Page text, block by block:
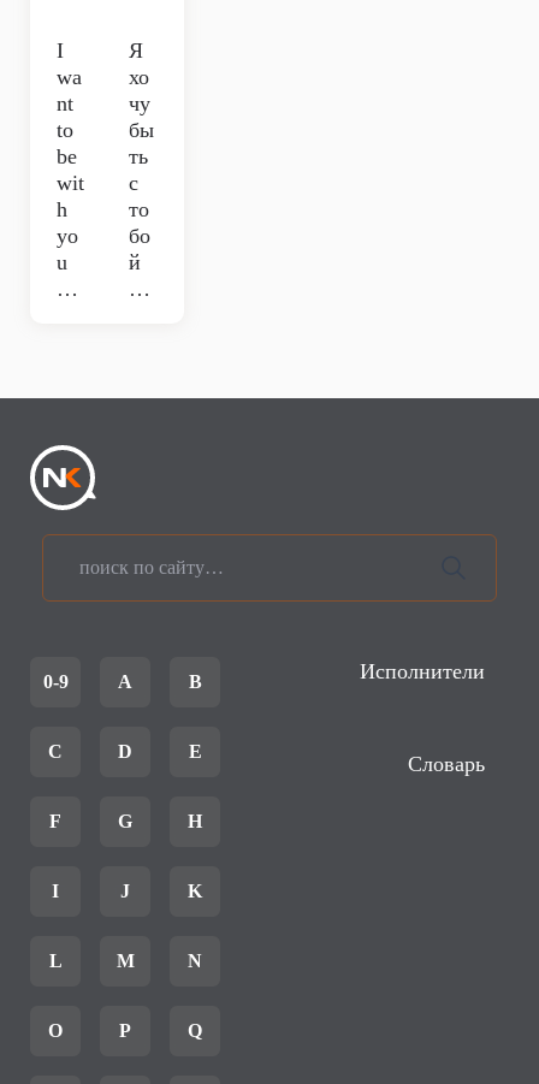
I
wa
nt
to
be
wit
h
yo
u
…
Я
хо
чу
бы
ть
с
то
бо
й
…
0-9 A B
C D E
F G H
I J K
L M N
O P Q
Исполнители
Словарь